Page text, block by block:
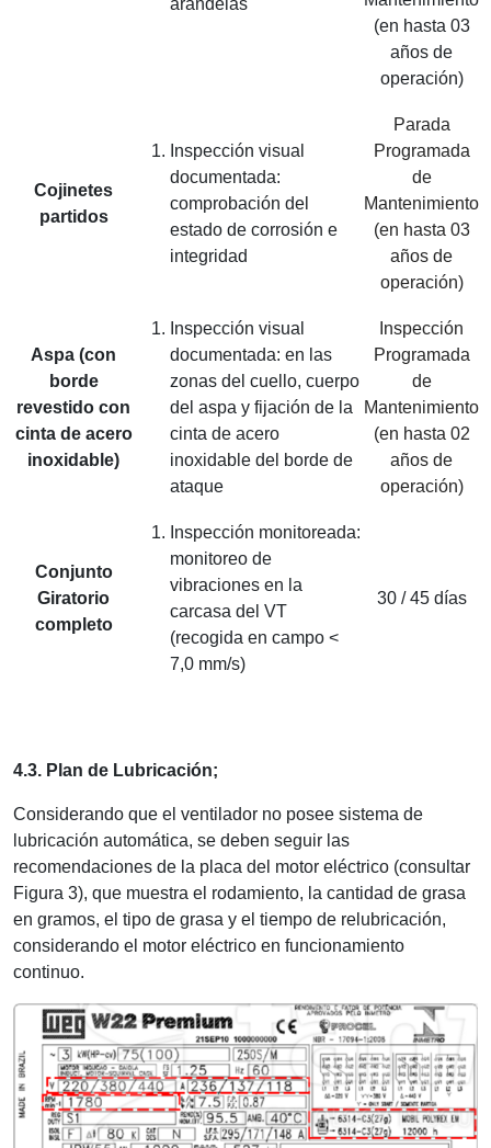
arandelas
(en hasta 03
años de
operación)
Cojinetes
partidos
Inspección visual
documentada:
comprobación del
estado de corrosión e
integridad
Parada
Programada
de
Mantenimiento
(en hasta 03
años de
operación)
Aspa (con
borde
revestido con
cinta de acero
inoxidable)
Inspección visual
documentada: en las
zonas del cuello, cuerpo
del aspa y fijación de la
cinta de acero
inoxidable del borde de
ataque
Inspección
Programada
de
Mantenimiento
(en hasta 02
años de
operación)
Conjunto
Giratorio
completo
Inspección monitoreada:
monitoreo de
vibraciones en la
carcasa del VT
(recogida en campo <
7,0 mm/s)
30 / 45 días
4.3. Plan de Lubricación;
Considerando que el ventilador no posee sistema de
lubricación automática, se deben seguir las
recomendaciones de la placa del motor eléctrico (consultar
Figura 3), que muestra el rodamiento, la cantidad de grasa
en gramos, el tipo de grasa y el tiempo de relubricación,
considerando el motor eléctrico en funcionamiento
continuo.